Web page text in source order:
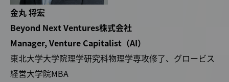
金丸 将宏
Beyond Next Ventures株式会社
Manager, Venture Capitalist（AI）
東北大学大学院理学研究科物理学専攻修了、グロービス
経営大学院MBA